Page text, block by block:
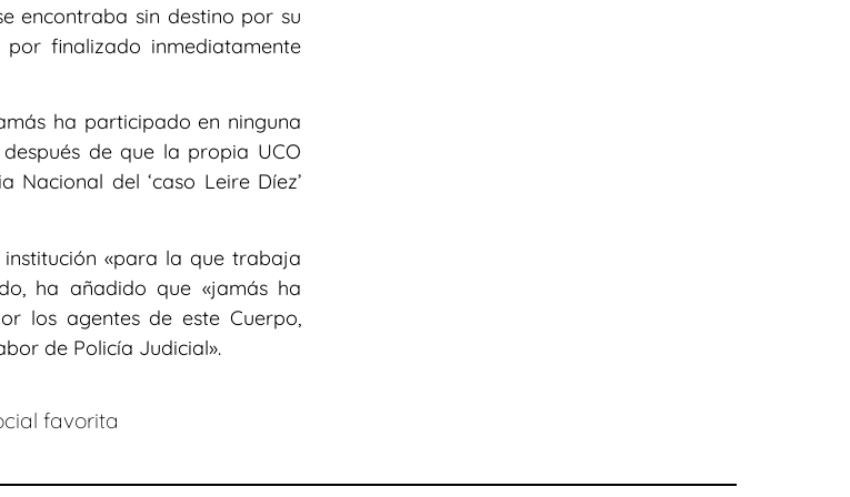
encontraba sin destino por su
finalizado inmediatamente
ha participado en ninguna
de que la propia UCO
del ‘caso Leire Díez’
«para la que trabaja
ha añadido que «jamás ha
los agentes de este Cuerpo,
de Policía Judicial».
favorita